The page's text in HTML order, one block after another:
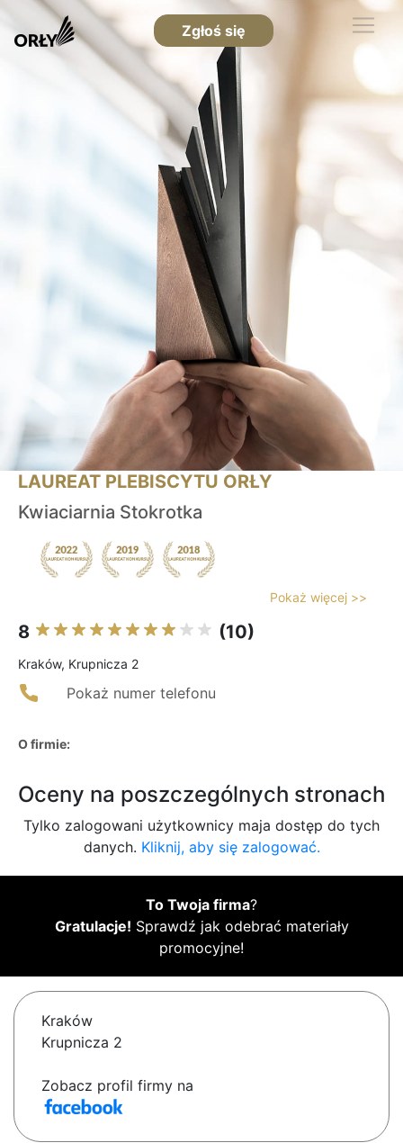
Zgłoś się
LAUREAT PLEBISCYTU ORŁY
Kwiaciarnia Stokrotka
Pokaż więcej >>
8 (10)
Kraków, Krupnicza 2
Pokaż numer telefonu
O firmie:
Oceny na poszczególnych stronach
Tylko zalogowani użytkownicy maja dostęp do tych
danych. Kliknij, aby się zalogować.
To Twoja firma?
Gratulacje! Sprawdź jak odebrać materiały
promocyjne!
Kraków
Krupnicza 2
Zobacz profil firmy na